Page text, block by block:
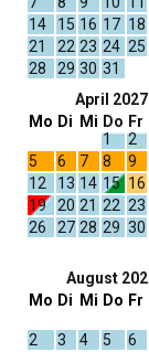
14
15 16 17 18
21
22 23 24 25
28
29 30 31
April 2027
Mo Di Mi Do
1
Fr
2
5
6 7 8 9
12
13 14 15 16
19
20 21 22 23
26
27 28 29 30
August
Mo Di Mi Do Fr
2
3 4 5 6